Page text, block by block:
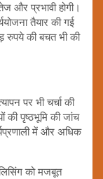
और प्रभावी होगी।
तैयार की गई
रुपये की बचत भी की
पर भी चर्चा की
की पृष्ठभूमि की जांच
में और अधिक
को मजबूत